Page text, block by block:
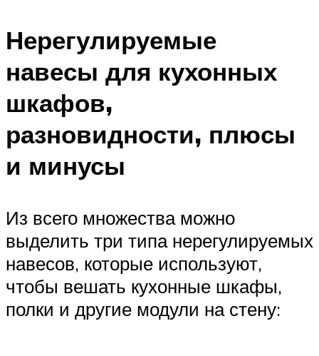
Нерегулируемые
навесы для кухонных
шкафов,
разновидности, плюсы
и минусы
Из всего множества можно
выделить три типа нерегулируемых
навесов, которые используют,
чтобы вешать кухонные шкафы,
полки и другие модули на стену: